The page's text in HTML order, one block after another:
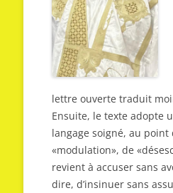
lettre ouverte traduit
Ensuite, le texte adopte
langage soigné, au
«modulation», de
revient à accuser sans
dire, d’insinuer sans